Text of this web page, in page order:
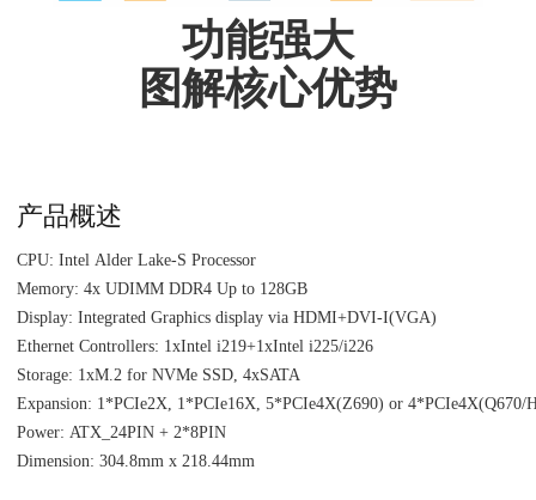
功能强大
图解核心优势
产品概述
CPU: Intel Alder Lake-S Processor
Memory: 4x UDIMM DDR4 Up to 128GB
Display: Integrated Graphics display via HDMI+DVI-I(VGA)
Ethernet Controllers: 1xIntel i219+1xIntel i225/i226
Storage: 1xM.2 for NVMe SSD, 4xSATA
Expansion: 1*PCIe2X, 1*PCIe16X, 5*PCIe4X(Z690) or 4*PCIe4X(Q670/
Power: ATX_24PIN + 2*8PIN
Dimension: 304.8mm x 218.44mm